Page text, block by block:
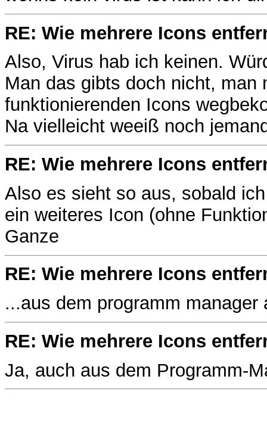
RE: Wie mehrere Icons
Also, Virus hab ich keinen.
Man das gibts doch nicht, man
funktionierenden Icons
Na vielleicht weeiß noch
RE: Wie mehrere Icons
Also es sieht so aus, sobald
ein weiteres Icon (ohne
Ganze
RE: Wie mehrere Icons
...aus dem programm manager
RE: Wie mehrere Icons
Ja, auch aus dem Programm-